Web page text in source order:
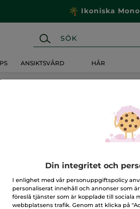
Ikoniska
ANSIKTSVÅRD HÅR
Din integritet och
I enlighet med vår personuppgiftspolicy
personaliserat innehåll och annonser som
föreslå tjänster som är kopplade till sociala
webbplatsens trafik. Genom att klicka på